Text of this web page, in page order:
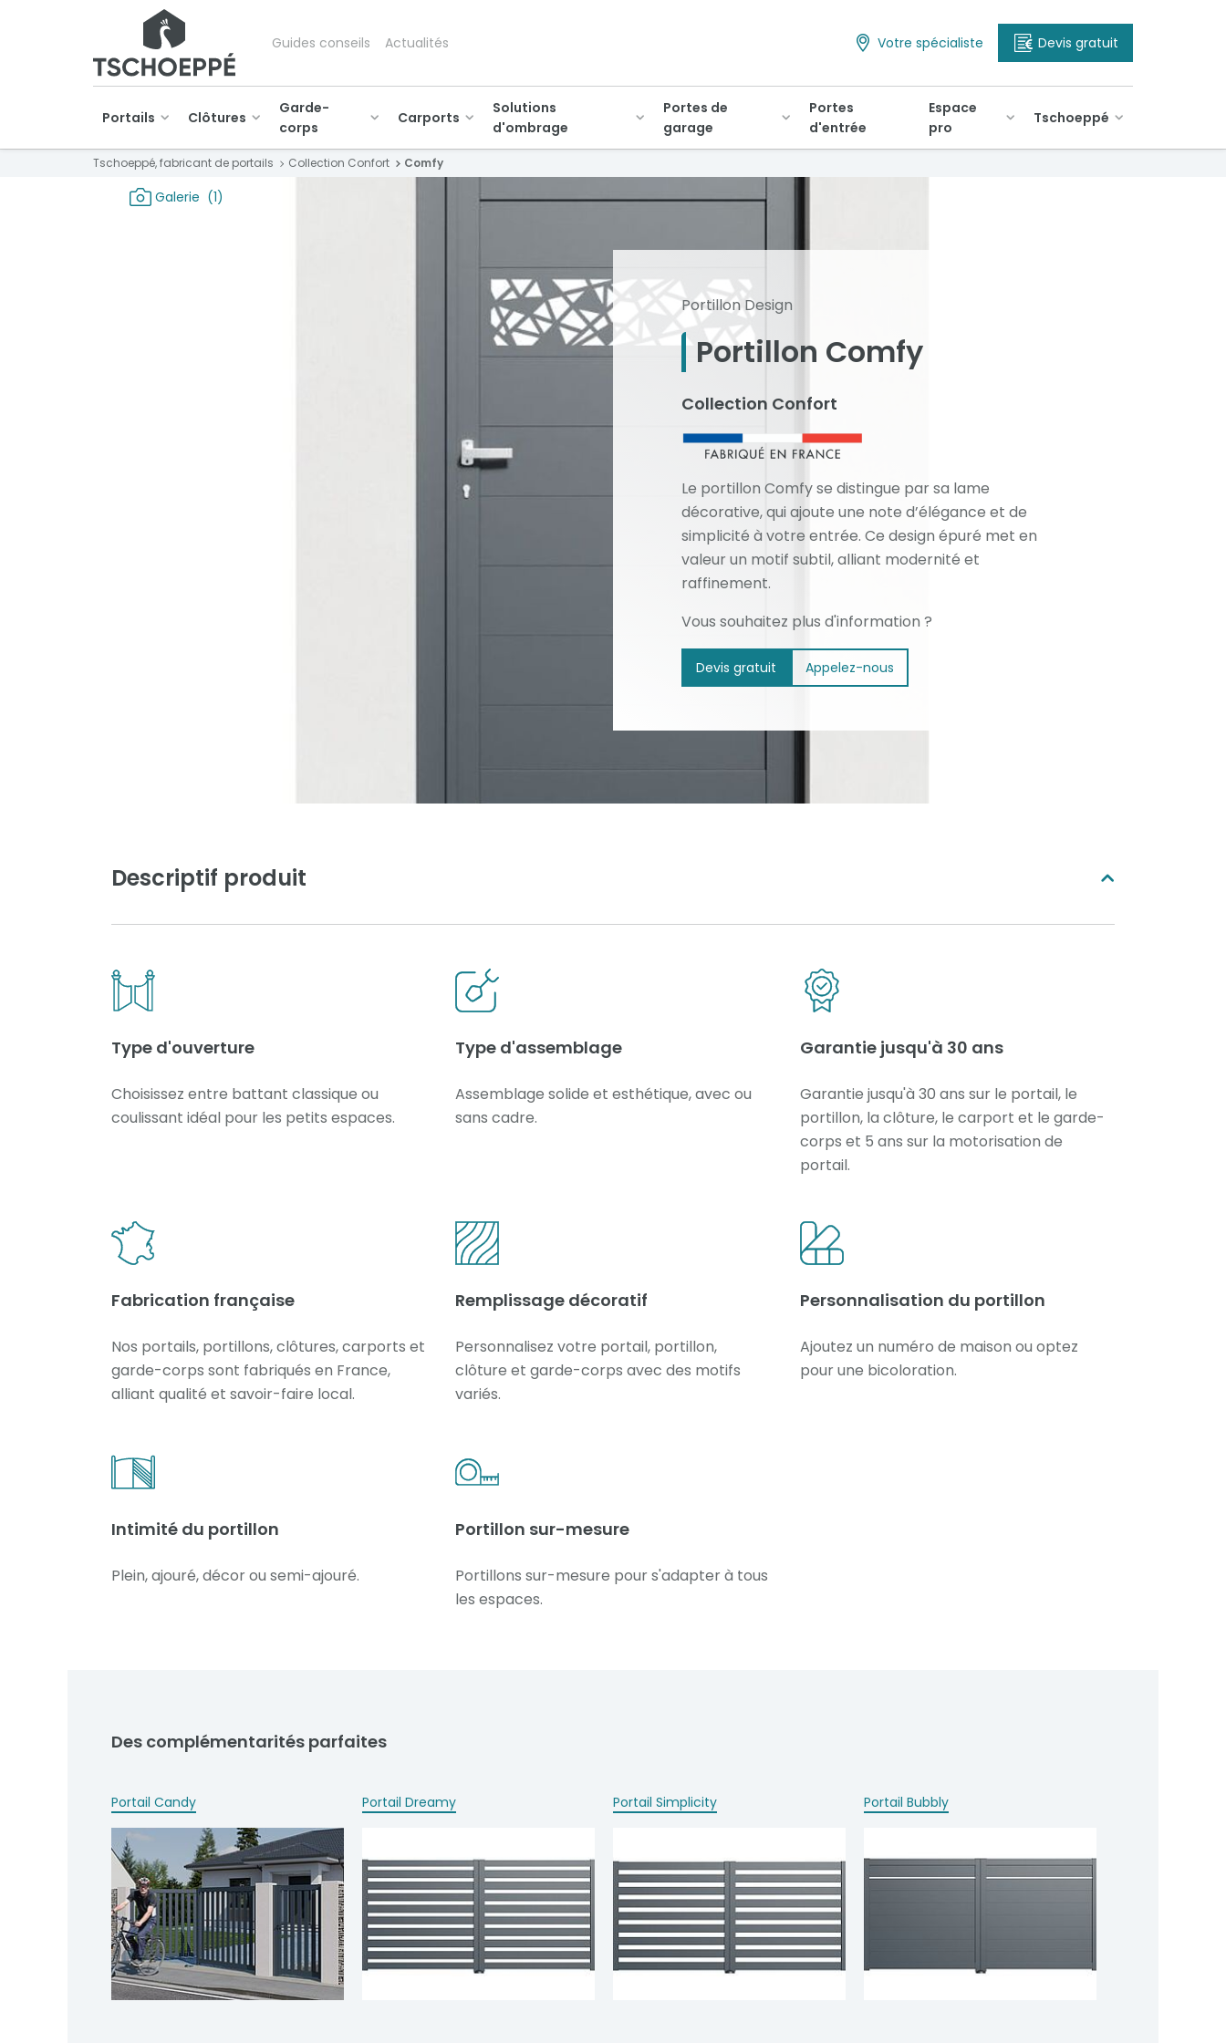
Guides conseils Actualités Votre spécialiste Devis gratuit
Portails Clôtures
Garde-
corps
Carports
Solutions
d'ombrage
Portes de
garage
Portes
d'entrée
Espace
pro
Tschoeppé
Tschoeppé, fabricant de portails Collection Confort Comfy
Galerie (1)
Portillon Design
Portillon Comfy
Collection Confort
Le portillon Comfy se distingue par sa lame
décorative, qui ajoute une note d’élégance et de
simplicité à votre entrée. Ce design épuré met en
valeur un motif subtil, alliant modernité et
raffinement.
Vous souhaitez plus d'information ?
Devis gratuit Appelez-nous
Descriptif produit
Type d'ouverture
Choisissez entre battant classique ou
coulissant idéal pour les petits espaces.
Type d'assemblage
Assemblage solide et esthétique, avec ou
sans cadre.
Garantie jusqu'à 30 ans
Garantie jusqu'à 30 ans sur le portail, le
portillon, la clôture, le carport et le garde-
corps et 5 ans sur la motorisation de
portail.
Fabrication française
Nos portails, portillons, clôtures, carports et
garde-corps sont fabriqués en France,
alliant qualité et savoir-faire local.
Remplissage décoratif
Personnalisez votre portail, portillon,
clôture et garde-corps avec des motifs
variés.
Personnalisation du portillon
Ajoutez un numéro de maison ou optez
pour une bicoloration.
Intimité du portillon
Plein, ajouré, décor ou semi-ajouré.
Portillon sur-mesure
Portillons sur-mesure pour s'adapter à tous
les espaces.
Des complémentarités parfaites
Portail Candy Portail Dreamy Portail Simplicity Portail Bubbly